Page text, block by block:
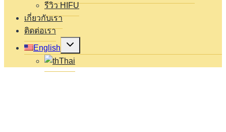
รีวิว HIFU
เกี่ยวกับเรา
ติดต่อเรา
English
Expand
child
menu
Thai